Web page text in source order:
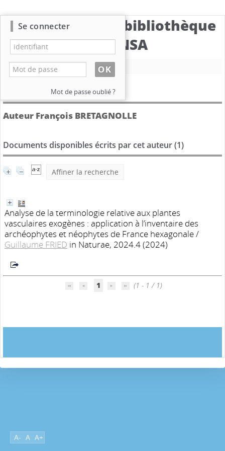
Catalogue de la bibliothèque
du CBNSA
Nouvelle recherche
Détail de l'auteur
Auteur François BRETAGNOLLE
Documents disponibles écrits par cet auteur (1)
Affiner la recherche
Analyse de la terminologie relative aux plantes
vasculaires exogènes : application à l’inventaire des
archéophytes et néophytes de France hexagonale/
Guillaume FRIED in Naturae, 2024.4 (2024)
1 (1 - 1 / 1)
A- A A+
Se connecter
Mot de passe oublié ?